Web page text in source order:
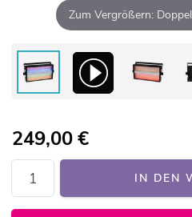
Zum Vergrößern:
249,00€
IN DEN